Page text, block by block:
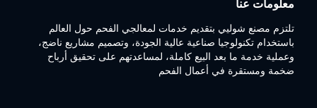
معلومات عنا
تلتزم مصنع شوليي بتقديم خدمات لمعالجي الفحم حول العالم
باستخدام تكنولوجيا صناعية عالية الجودة، وتصميم مشاريع ناضج،
وعملية خدمة ما بعد البيع كاملة، لمساعدتهم على تحقيق أرباح
ضخمة ومستقرة في أعمال الفحم
Email
Wechat
Chat